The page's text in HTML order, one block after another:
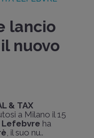
lancio
nuovo
& TAX
a Milano il 15
Lefebvre ha
, il suo nu..